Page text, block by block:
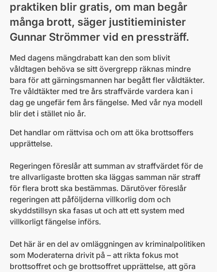
praktiken blir gratis, om man begår
många brott, säger justitieminister
Gunnar Strömmer vid en pressträff.
Med dagens mängdrabatt kan den som blivit
våldtagen behöva se sitt övergrepp räknas mindre
bara för att gärningsmannen har begått fler våldtäkter.
Tre våldtäkter med tre års straffvärde vardera kan i
dag ge ungefär fem års fängelse. Med vår nya modell
blir det i stället nio år.
Det handlar om rättvisa och om att öka brottsoffers
upprättelse.
Regeringen föreslår att summan av straffvärdet för de
tre allvarligaste brotten ska läggas samman när straff
för flera brott ska bestämmas. Därutöver föreslår
regeringen att påföljderna villkorlig dom och
skyddstillsyn ska fasas ut och att ett system med
villkorligt fängelse införs.
Det här är en del av omläggningen av kriminalpolitiken
som Moderaterna drivit på – att rikta fokus mot
brottsoffret och ge brottsoffret upprättelse, att göra